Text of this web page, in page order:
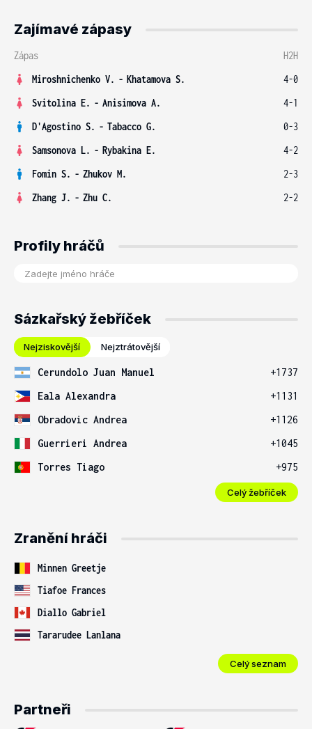
Zajímavé zápasy
Zápas
H2H
Miroshnichenko V. - Khatamova S.
4-0
Svitolina E. - Anisimova A.
4-1
D'Agostino S. - Tabacco G.
0-3
Samsonova L. - Rybakina E.
4-2
Fomin S. - Zhukov M.
2-3
Zhang J. - Zhu C. 2-2
Profily hráčů
Sázkařský žebříček
Nejziskovější Nejztrátovější
Cerundolo Juan Manuel
+1737
Eala Alexandra
+1131
Obradovic Andrea
+1126
Guerrieri Andrea
+1045
Torres Tiago
+975
Celý žebříček
Zranění hráči
Minnen Greetje
Tiafoe Frances
Diallo Gabriel
Tararudee Lanlana
Celý seznam
Partneři